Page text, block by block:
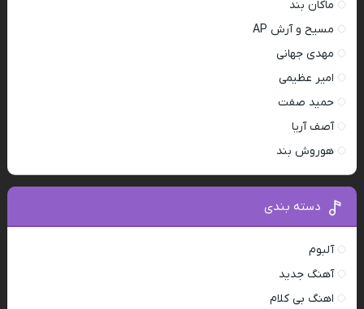
ماکان بند
مسیح و آرش AP
مهدی جهانی
امیر عظیمی
حمید صفت
آصف آریا
هوروش بند
دسته بندی
آلبوم
آهنگ جدید
اهنگ بی کلام